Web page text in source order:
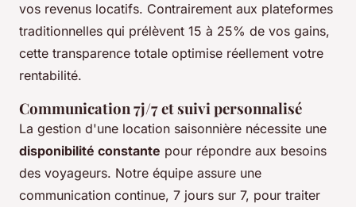
vos revenus locatifs. Contrairement aux plateformes
traditionnelles qui prélèvent 15 à 25% de vos gains,
cette transparence totale optimise réellement votre
rentabilité.
Communication 7j/7 et suivi personnalisé
La gestion d'une location saisonnière nécessite une
disponibilité constante pour répondre aux besoins
des voyageurs. Notre équipe assure une
communication continue, 7 jours sur 7, pour traiter